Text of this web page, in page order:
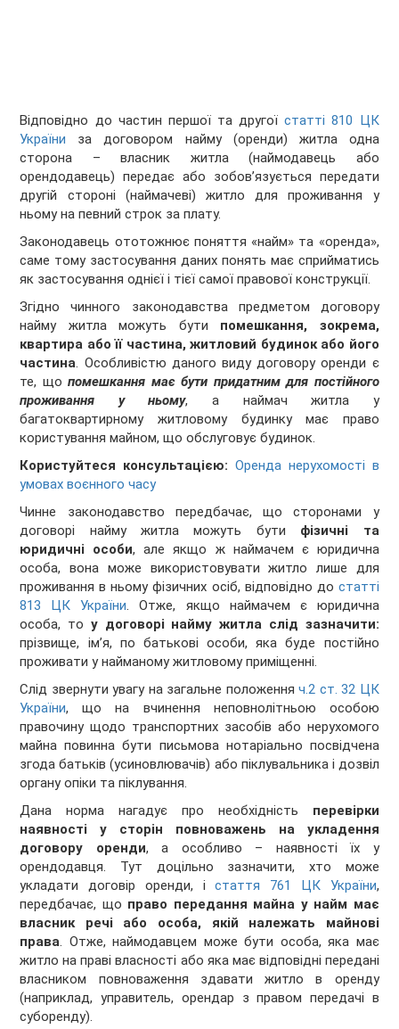
Відповідно до частин першої та другоїстатті 810 ЦК
України за договором найму (оренди) житла одна
сторона – власник житла (наймодавець або
орендодавець) передає або зобов’язується передати
другій стороні (наймачеві) житло для проживання у
ньому на певний строк за плату.
Законодавець ототожнює поняття «найм» та «оренда»,
саме тому застосування даних понять має сприйматись
як застосування однієї і тієї самої правової конструкції.
Згідно чинного законодавства предметом договору
найму житла можуть бути помешкання, зокрема,
квартира або її частина, житловий будинок або його
частина. Особливістю даного виду договору оренди є
те, щопомешкання має бути придатним для постійного
проживання у ньому, а наймач житла у
багатоквартирному житловому будинку має право
користування майном, що обслуговує будинок.
Користуйтеся консультацією: Оренда нерухомості в
умовах воєнного часу
Чинне законодавство передбачає, що сторонами у
договорі найму житла можуть бути фізичні та
юридичні особи, але якщо ж наймачем є юридична
особа, вона може використовувати житло лише для
проживання в ньому фізичних осіб, відповідно до статті
813 ЦК України. Отже, якщо наймачем є юридична
особа, то у договорі найму житла слід зазначити:
прізвище, ім’я, по батькові особи, яка буде постійно
проживати у найманому житловому приміщенні.
Слід звернути увагу на загальне положенняч.2 ст. 32 ЦК
України, що на вчинення неповнолітньою особою
правочину щодо транспортних засобів або нерухомого
майна повинна бути письмова нотаріально посвідчена
згода батьків (усиновлювачів) або піклувальника і дозвіл
органу опіки та піклування.
Дана норма нагадує про необхідність перевірки
наявності у сторін повноважень на укладення
договору оренди, а особливо – наявності їх у
орендодавця. Тут доцільно зазначити, хто може
укладати договір оренди, істаття 761 ЦК України,
передбачає, що право передання майна у найм має
власник речі або особа, якій належать майнові
права. Отже, наймодавцем може бути особа, яка має
житло на праві власності або яка має відповідні передані
власником повноваження здавати житло в оренду
(наприклад, управитель, орендар з правом передачі в
суборенду).